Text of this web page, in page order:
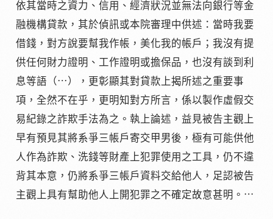
依其當時之資力、信用、經濟狀況並無法向銀行等金
融機構貸款，其於偵訊或本院審理中供述：當時我要
借錢，對方說要幫我作帳，美化我的帳戶；我沒有提
供任何財力證明、工作證明或擔保品，也沒有談到利
息等語（⋯），更彰顯其對貸款上揭所述之重要事
項，全然不在乎，更明知對方所言，係以製作虛假交
易紀錄之詐欺手法為之。執上論述，益見被告主觀上
早有預見其將系爭三帳戶寄交甲男後，極有可能供他
人作為詐欺、洗錢等財產上犯罪使用之工具，仍不違
背其本意，仍將系爭三帳戶資料交給他人，足認被告
主觀上具有幫助他人上開犯罪之不確定故意甚明。⋯